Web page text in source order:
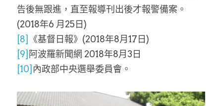
告後無跟進，直至報導刊出後才報警備案。
(2018年6 月25日)
[8]
《基督日報》(2018年8月17日)
[9] 阿波羅新聞網 2018年8月3日
[10] 內政部中央選舉委員會。